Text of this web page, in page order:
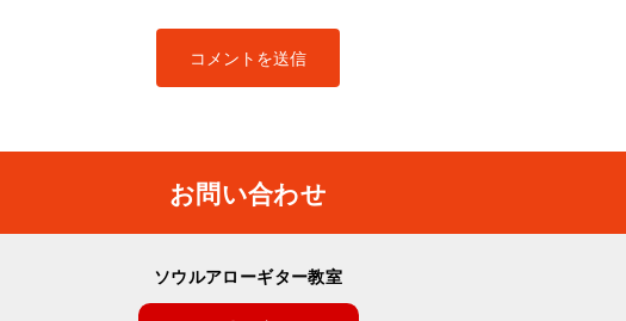
お問い合わせ
ソウルアローギター教室